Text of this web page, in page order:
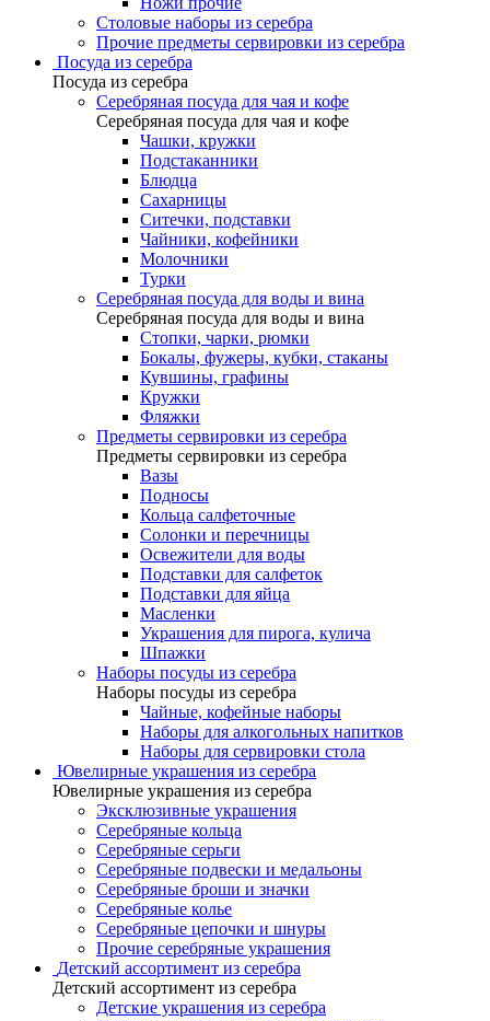
Столовые наборы из серебра
Прочие предметы сервировки из серебра
Посуда из серебра
Посуда из серебра
Серебряная посуда для чая и кофе
Серебряная посуда для чая и кофе
Чашки, кружки
Подстаканники
Блюдца
Сахарницы
Ситечки, подставки
Чайники, кофейники
Молочники
Турки
Серебряная посуда для воды и вина
Серебряная посуда для воды и вина
Стопки, чарки, рюмки
Бокалы, фужеры, кубки, стаканы
Кувшины, графины
Кружки
Фляжки
Предметы сервировки из серебра
Предметы сервировки из серебра
Вазы
Подносы
Кольца салфеточные
Солонки и перечницы
Освежители для воды
Подставки для салфеток
Подставки для яйца
Масленки
Украшения для пирога, кулича
Шпажки
Наборы посуды из серебра
Наборы посуды из серебра
Чайные, кофейные наборы
Наборы для алкогольных напитков
Наборы для сервировки стола
Ювелирные украшения из серебра
Ювелирные украшения из серебра
Эксклюзивные украшения
Серебряные кольца
Серебряные серьги
Серебряные подвески и медальоны
Серебряные броши и значки
Серебряные колье
Серебряные цепочки и шнуры
Прочие серебряные украшения
Детский ассортимент из серебра
Детский ассортимент из серебра
Детские украшения из серебра